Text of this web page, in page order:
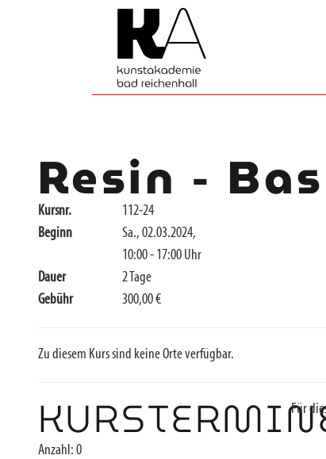
Resin -
Kursnr.
112-24
Beginn
Sa., 02.03.2024,
10:00 - 17:00 Uhr
Dauer
2 Tage
Gebühr
300,00 €
Zu diesem Kurs sind keine Orte verfügbar.
Anzahl: 0
Für